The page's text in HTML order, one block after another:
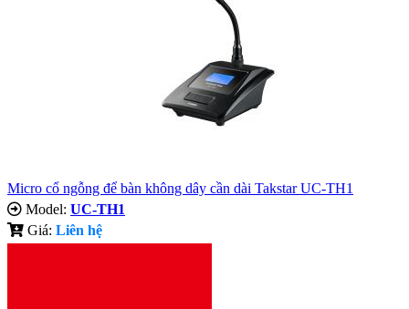
Micro cổ ngỗng để bàn không dây cần dài Takstar UC-TH1
Model: UC-TH1
Giá: Liên hệ